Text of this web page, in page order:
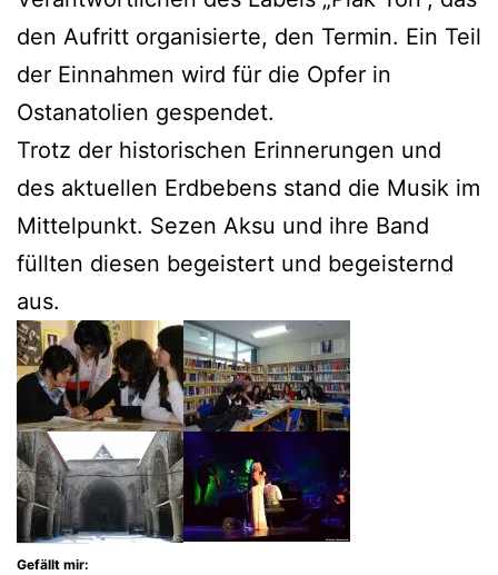
den Aufritt organisierte, den Termin. Ein Teil
der Einnahmen wird für die Opfer in
Ostanatolien gespendet.
Trotz der historischen Erinnerungen und
des aktuellen Erdbebens stand die Musik im
Mittelpunkt. Sezen Aksu und ihre Band
füllten diesen begeistert und begeisternd
aus.
Gefällt mir: